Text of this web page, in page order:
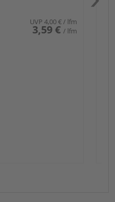
UVP 4,00 €/ lfm
3,59 € / lfm